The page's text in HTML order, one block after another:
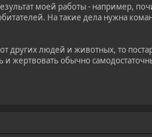
моей работы - например,
На такие дела нужна
других людей и животных, то
жертвовать обычно